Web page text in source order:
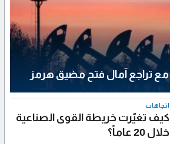
اتجاهات
كيف تغيّرت خريطة القوى الصناعية
خلال 20 عاماً؟